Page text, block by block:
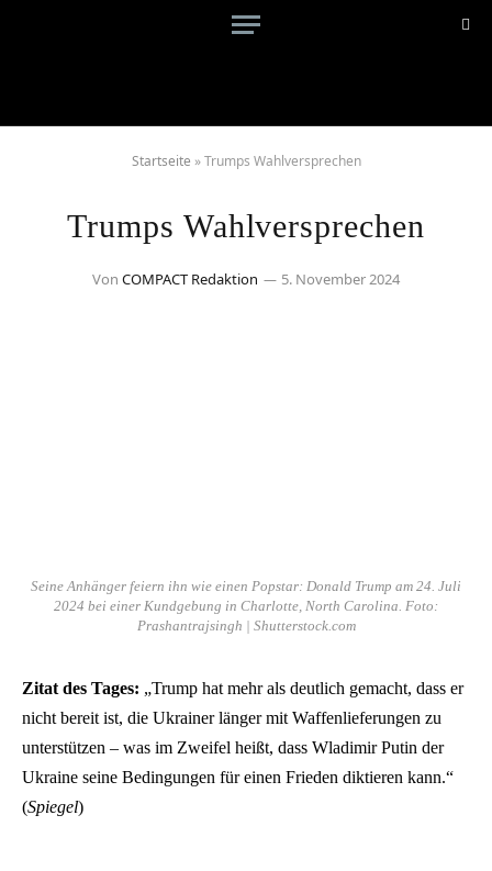
Startseite »Trumps Wahlversprechen
Trumps Wahlversprechen
Von COMPACT Redaktion 5. November 2024
Seine Anhänger feiern ihn wie einen Popstar: Donald Trump am 24. Juli
2024 bei einer Kundgebung in Charlotte, North Carolina. Foto:
Prashantrajsingh | Shutterstock.com
Zitat des Tages: „Trump hat mehr als deutlich gemacht, dass er
nicht bereit ist, die Ukrainer länger mit Waffenlieferungen zu
unterstützen – was im Zweifel heißt, dass Wladimir Putin der
Ukraine seine Bedingungen für einen Frieden diktieren kann.“
(Spiegel)